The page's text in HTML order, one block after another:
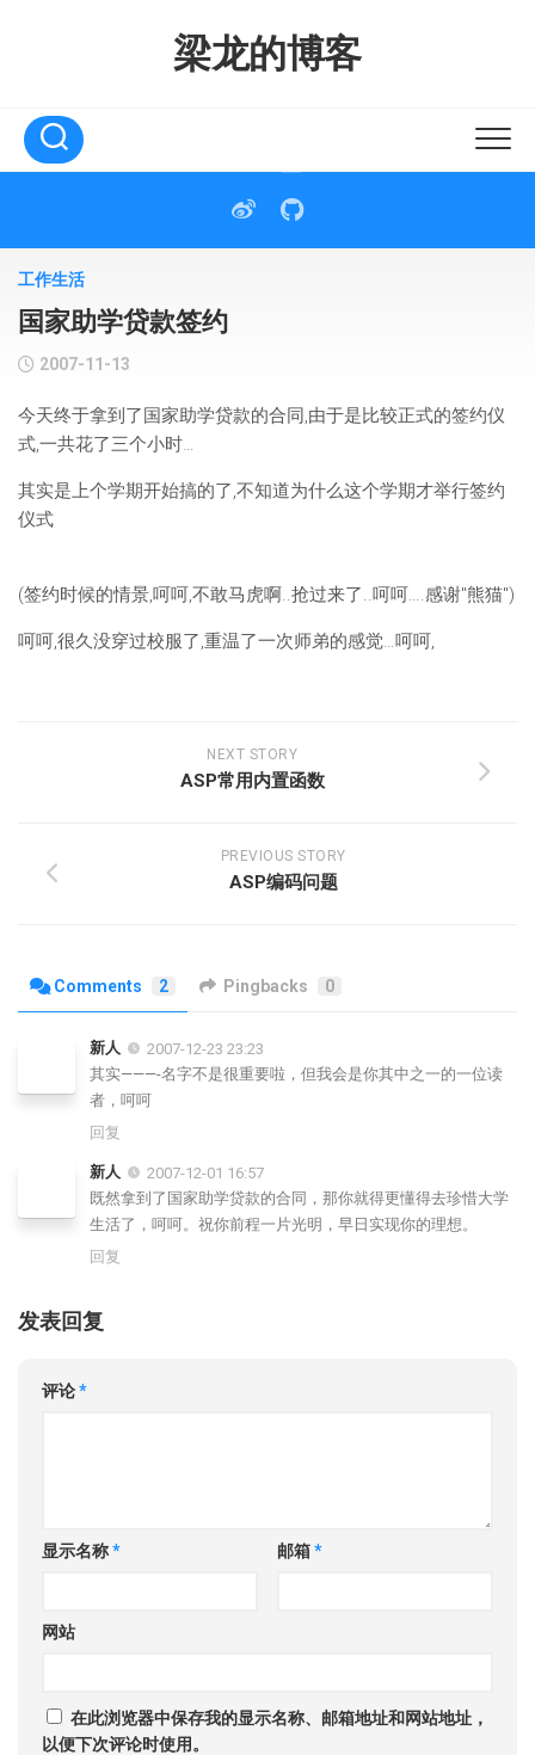
梁龙的博客
工作生活
国家助学贷款签约
2007-11-13
今天终于拿到了国家助学贷款的合同,由于是比较正式的签约仪
式,一共花了三个小时…
其实是上个学期开始搞的了,不知道为什么这个学期才举行签约
仪式
(签约时候的情景,呵呵,不敢马虎啊..抢过来了..呵呵….感谢"熊猫")
呵呵,很久没穿过校服了,重温了一次师弟的感觉…呵呵,
NEXT STORY
ASP常用内置函数
PREVIOUS STORY
ASP编码问题
Comments 2 Pingbacks 0
新人
2007-12-23 23:23
其实———-名字不是很重要啦，但我会是你其中之一的一位读
者，呵呵
回复
新人
2007-12-01 16:57
既然拿到了国家助学贷款的合同，那你就得更懂得去珍惜大学
生活了，呵呵。祝你前程一片光明，早日实现你的理想。
回复
发表回复
评论*
显示名称* 邮箱*
网站
在此浏览器中保存我的显示名称、邮箱地址和网站地址，
以便下次评论时使用。